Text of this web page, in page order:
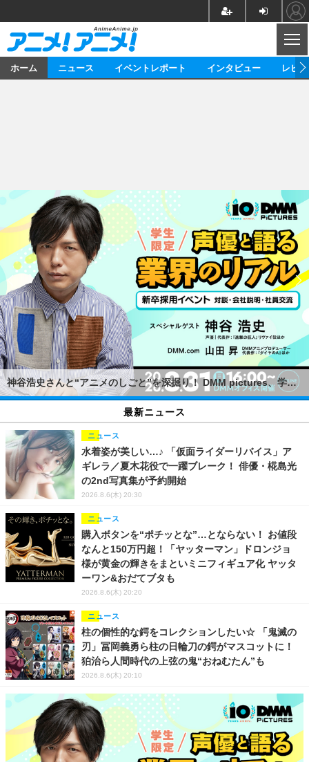
ゲーム グッズ
イベント 海外
海外イベント ビジネス
俳優・タレント アーティスト
ビジネス
レビュー
アニメ 実写
書評 イベント
ゲーム 座談会
動画
アニメ 映画/ドラマ
アニメ！アニメ！TV ABEMA Cafe
連載・コラム
ホーム ニュース イベントレポート インタビュー レビ
神谷浩史さんと“アニメのしごと”を深掘り！ DMM pictures、学生向けセミナー＆交流会を8/31開催――“現場×ビジネス”を一夜でキャッチ
最新ニュース
水着姿が美しい…♪ 「仮面ライダーリバイス」ア
ギレラ／夏木花役で一躍ブレーク！ 俳優・椛島光
の2nd写真集が予約開始
ニュース
2026.8.6(木) 20:30
購入ボタンを“ポチッとな”…とならない！ お値段
なんと150万円超！「ヤッターマン」ドロンジョ
様が黄金の輝きをまといミニフィギュア化 ヤッタ
ーワン&おだてブタも
ニュース
2026.8.6(木) 20:20
柱の個性的な鍔をコレクションしたい☆ 「鬼滅の
刃」冨岡義勇ら柱の日輪刀の鍔がマスコットに！
狛治ら人間時代の上弦の鬼“おねむたん”も
ニュース
2026.8.6(木) 20:10